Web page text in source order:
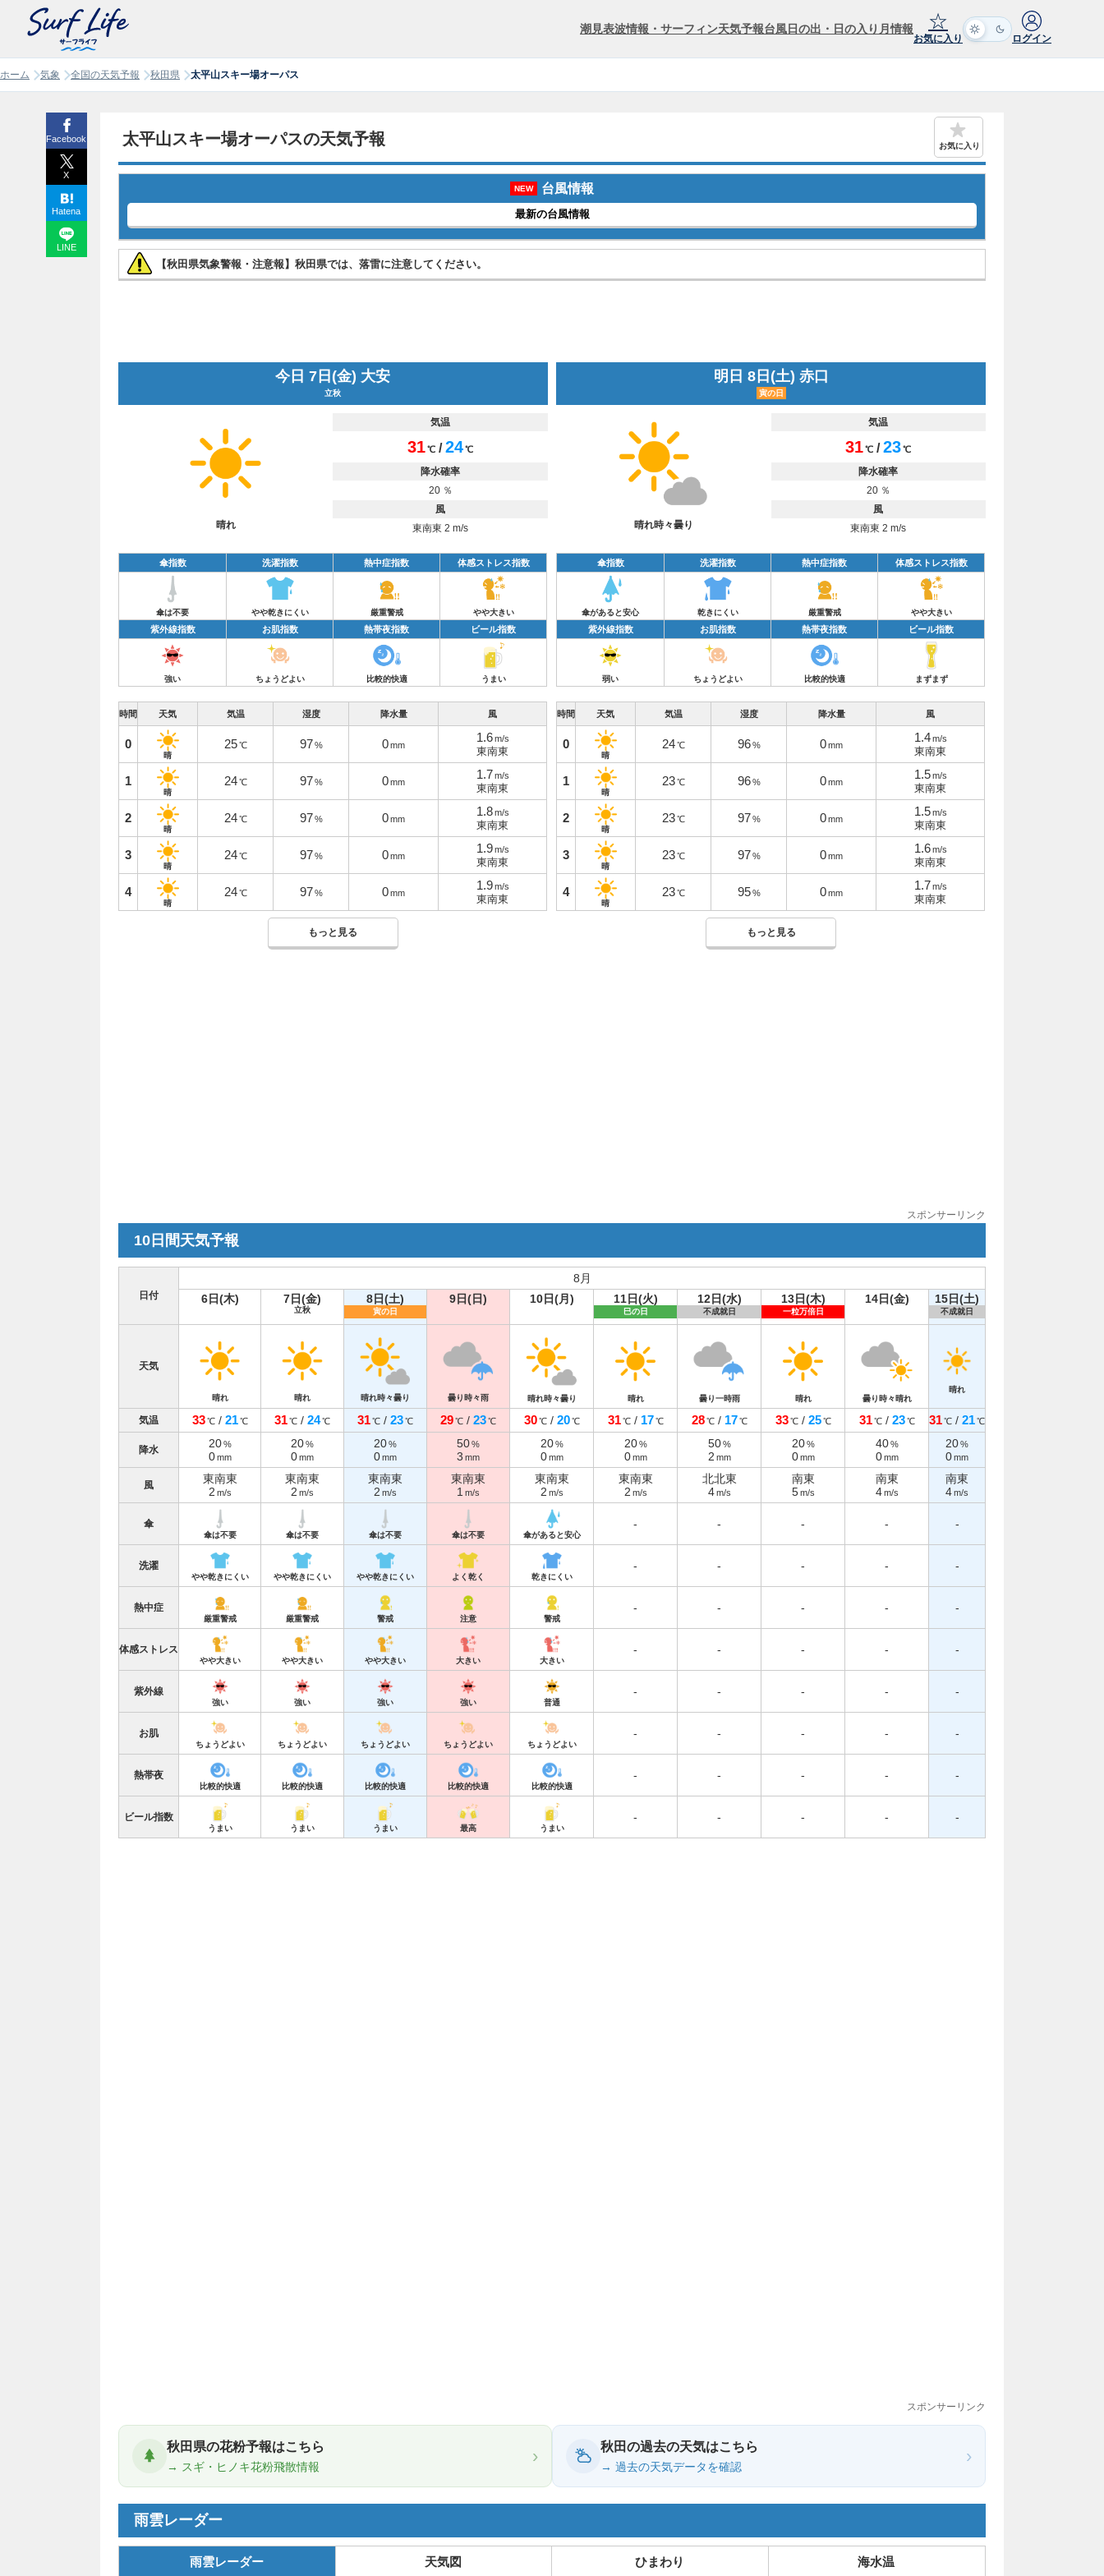
潮見表波情報・サーフィン天気予報台風日の出・日の入り 月情報 ☆
お気に入り ログイン
ホーム 気象 全国の天気予報 秋田県 太平山スキー場オーパス
太平山スキー場オーパスの天気予報 お気に入り
NEW 台風情報
最新の台風情報
【秋田県気象警報・注意報】秋田県では、落雷に注意してください。
今日 7日(金) 大安
立秋
晴れ
気温
31℃ /24℃
降水確率
20 ％
風
東南東 2 m/s
傘指数 洗濯指数 熱中症指数 体感ストレス指数
傘は不要 やや乾きにくい 厳重警戒 やや大きい
紫外線指数 お肌指数 熱帯夜指数 ビール指数
強い ちょうどよい 比較的快適 うまい
時間 天気 気温 湿度 降水量 風
0
晴
25 ℃ 97 % 0mm
1.6 m/s
東南東
1
晴
24 ℃ 97 % 0mm
1.7 m/s
東南東
2
晴
24 ℃ 97 % 0mm
1.8 m/s
東南東
3
晴
24 ℃ 97 % 0mm
1.9 m/s
東南東
4
晴
24 ℃ 97 % 0mm
1.9 m/s
東南東
もっと見る
明日 8日(土) 赤口
寅の日
晴れ時々曇り
気温
31℃ /23℃
降水確率
20 ％
風
東南東 2 m/s
傘指数 洗濯指数 熱中症指数 体感ストレス指数
傘があると安心 乾きにくい 厳重警戒 やや大きい
紫外線指数 お肌指数 熱帯夜指数 ビール指数
弱い ちょうどよい 比較的快適 まずまず
時間 天気 気温 湿度 降水量 風
0
晴
24℃ 96% 0mm
1.4m/s
東南東
1
晴
23℃ 96% 0mm
1.5m/s
東南東
2
晴
23℃ 97% 0mm
1.5m/s
東南東
3
晴
23℃ 97% 0mm
1.6m/s
東南東
4
晴
23℃ 95% 0mm
1.7m/s
東南東
もっと見る
スポンサーリンク
10日間天気予報
日付
8月
6日(木)
7日(金)
立秋
8日(土)
寅の日
9日(日) 10日(月) 11日(火)
巳の日
12日(水)
不成就日
13日(木)
一粒万倍日
14日(金) 15日(土)
不成就日
天気
晴れ 晴れ 晴れ時々曇り 曇り時々雨 晴れ時々曇り 晴れ 曇り一時雨 晴れ 曇り時々晴れ
晴れ
気温 33 ℃/ 21 ℃ 31℃ / 24℃ 31℃ / 23℃ 29℃ / 23℃ 30 ℃/ 20 ℃ 31 ℃/ 17 ℃ 28 ℃/ 17 ℃ 33 ℃/ 25 ℃ 31 ℃/ 23 ℃ 31℃ / 21℃
降水 20 %
0 mm
20%
0mm
20%
0mm
50%
3 mm
20 %
0 mm
20 %
0 mm
50 %
2 mm
20 %
0 mm
40 %
0 mm
20%
0mm
風
東南東
2 m/s
東南東
2 m/s
東南東
2 m/s
東南東
1 m/s
東南東
2 m/s
東南東
2 m/s
北北東
4 m/s
南東
5 m/s
南東
4 m/s
南東
4m/s
傘
傘は不要 傘は不要 傘は不要 傘は不要 傘があると安心
- - - - -
洗濯
やや乾きにくい やや乾きにくい やや乾きにくい よく乾く 乾きにくい
- - - - -
熱中症
厳重警戒 厳重警戒 警戒 注意 警戒
- - - - -
体感ストレス
やや大きい やや大きい やや大きい 大きい 大きい
- - - - -
紫外線
強い 強い 強い 強い 普通
- - - - -
お肌
ちょうどよい ちょうどよい ちょうどよい ちょうどよい ちょうどよい
- - - - -
熱帯夜
比較的快適 比較的快適 比較的快適 比較的快適 比較的快適
- - - - -
ビール指数
うまい うまい うまい 最高 うまい
- - - - -
スポンサーリンク
秋田県の花粉予報はこちら
→ スギ・ヒノキ花粉飛散情報
› 秋田の過去の天気はこちら
→ 過去の天気データを確認
›
雨雲レーダー
雨雲レーダー 天気図 ひまわり 海水温
Facebook
X
Hatena
LINE